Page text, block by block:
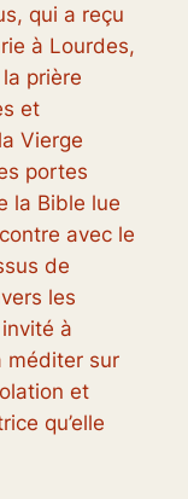
qui a reçu
à Lourdes,
prière
et
Vierge
portes
la Bible lue
avec le
de
les
à
méditer sur
et
qu’elle